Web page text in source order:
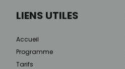
LIENS UTILES
Accueil
Programme
Tarifs